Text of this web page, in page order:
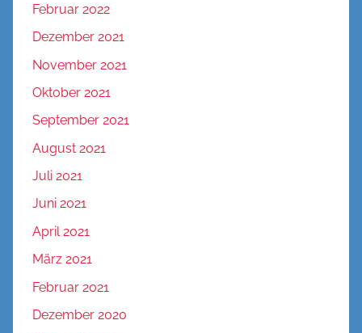
Februar 2022
Dezember 2021
November 2021
Oktober 2021
September 2021
August 2021
Juli 2021
Juni 2021
April 2021
März 2021
Februar 2021
Dezember 2020